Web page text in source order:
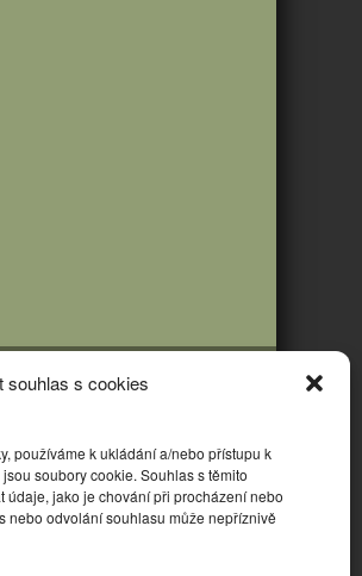
souhlas s cookies
používáme k ukládání a/nebo přístupu k
soubory cookie. Souhlas s těmito
jako je chování při procházení nebo
nebo odvolání souhlasu může nepříznivě